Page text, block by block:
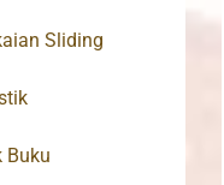
Sliding
Buku